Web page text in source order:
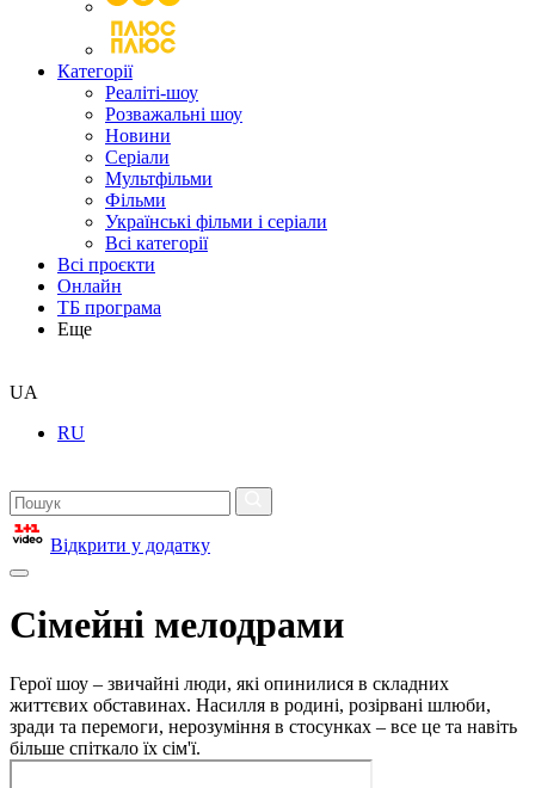
Категорії
Реаліті-шоу
Розважальні шоу
Новини
Серіали
Мультфільми
Фільми
Українські фільми і серіали
Всі категорії
Всі проєкти
Онлайн
ТБ програма
Еще
UA
RU
Відкрити у додатку
Сімейні мелодрами
Герої шоу – звичайні люди, які опинилися в складних
життєвих обставинах. Насилля в родині, розірвані шлюби,
зради та перемоги, нерозуміння в стосунках – все це та навіть
більше спіткало їх сім'ї.